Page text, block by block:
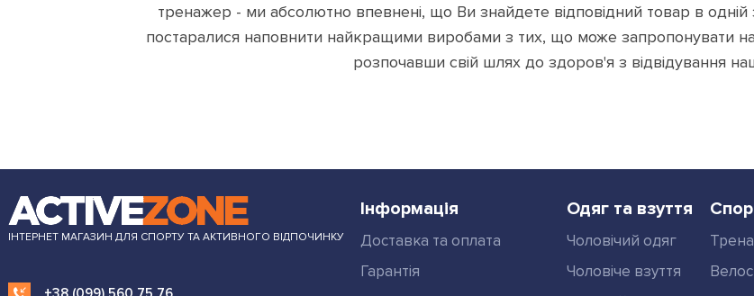
тренажер - ми абсолютно впевнені, що Ви знайдете відповідний товар в
постаралися наповнити найкращими виробами з тих, що може запропонувати
розпочавши свій шлях до здоров'я з відвідування
ІНТЕРНЕТ МАГАЗИН ДЛЯ СПОРТУ ТА АКТИВНОГО ВІДПОЧИНКУ
Інформація
Доставка та оплата
Гарантія
Одяг та взуття
Чоловічий одяг
Чоловіче взуття